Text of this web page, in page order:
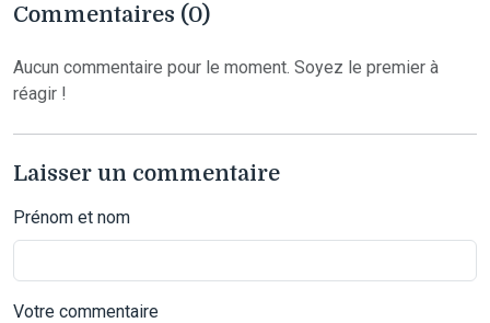
Commentaires (0)
Aucun commentaire pour le moment. Soyez le premier à
réagir !
Laisser un commentaire
Prénom et nom
Votre commentaire